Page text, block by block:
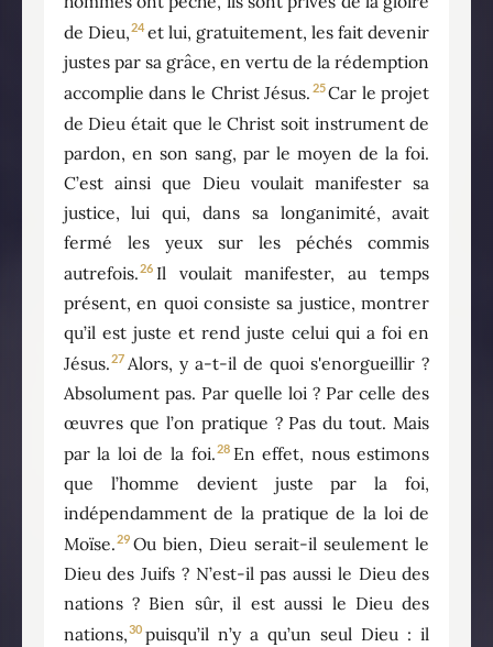
de Dieu,24et lui, gratuitement, les fait devenir
justes par sa grâce, en vertu de la rédemption
accomplie dans le Christ Jésus. 25Car le projet
de Dieu était que le Christ soit instrument de
pardon, en son sang, par le moyen de la foi.
C’est ainsi que Dieu voulait manifester sa
justice, lui qui, dans sa longanimité, avait
fermé les yeux sur les péchés commis
autrefois.26 Il voulait manifester, au temps
présent, en quoi consiste sa justice, montrer
qu’il est juste et rend juste celui qui a foi en
Jésus.27 Alors, y a-t-il de quoi s'enorgueillir ?
Absolument pas. Par quelle loi ? Par celle des
œuvres que l’on pratique ? Pas du tout. Mais
par la loi de la foi.28 En effet, nous estimons
que l’homme devient juste par la foi,
indépendamment de la pratique de la loi de
Moïse.29 Ou bien, Dieu serait-il seulement le
Dieu des Juifs ? N’est-il pas aussi le Dieu des
nations ? Bien sûr, il est aussi le Dieu des
nations,30 puisqu’il n’y a qu’un seul Dieu : il